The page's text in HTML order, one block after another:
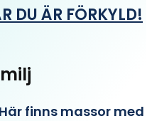
DU ÄR FÖRKYLD!
finns massor med